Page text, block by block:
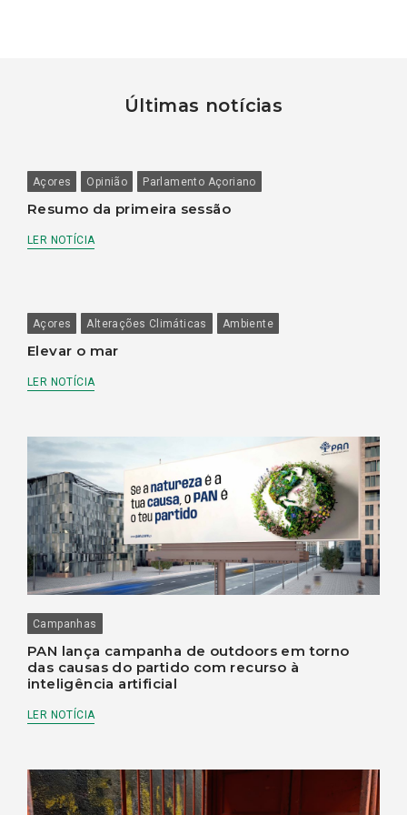
Últimas notícias
Açores Opinião Parlamento Açoriano
Resumo da primeira sessão
LER NOTÍCIA
Açores Alterações Climáticas Ambiente
Elevar o mar
LER NOTÍCIA
Campanhas
PAN lança campanha de outdoors em torno
das causas do partido com recurso à
inteligência artificial
LER NOTÍCIA